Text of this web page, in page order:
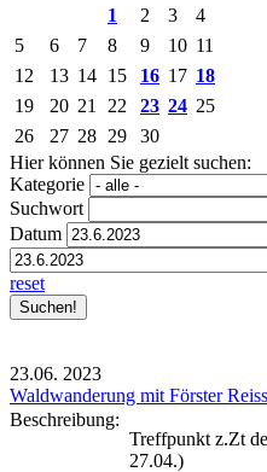
1
2 3
4
5
6 7 8 9 10 11
12
13 14 15 16 17 18
19
20 21 22 23 24 25
26
27 28 29
30
Hier können Sie gezielt suchen:
Kategorie
Suchwort
Datum
reset
23.06. 2023
Waldwanderung mit Förster
Beschreibung:
Treffpunkt z.Zt
27.04.)